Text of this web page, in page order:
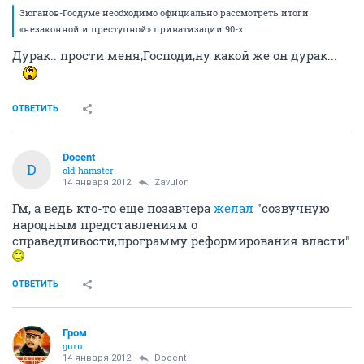
Зюганов-Госдуме необходимо официально рассмотреть итоги
«незаконной и преступной» приватизации 90-х.
Дурак.. прости меня,Господи,ну какой же он дурак...
ОТВЕТИТЬ
D
Docent
old hamster
14 января 2012 Zavulon
Гм, а ведь кто-то еще позавчера желал "созвучную
народным представлениям о
справедливости,программу реформирования власти"
ОТВЕТИТЬ
Гром
guru
14 января 2012 Docent